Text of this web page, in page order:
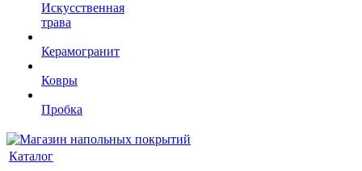
Искусственная
трава
Керамогранит
Ковры
Пробка
Каталог